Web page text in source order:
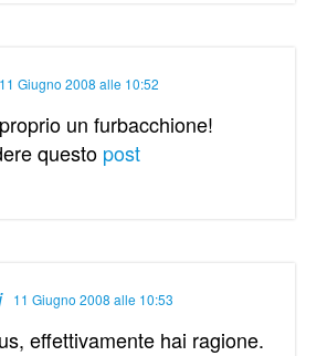
11 Giugno 2008 alle 10:52
un furbacchione!
questo post
11 Giugno 2008 alle 10:53
effettivamente hai ragione.